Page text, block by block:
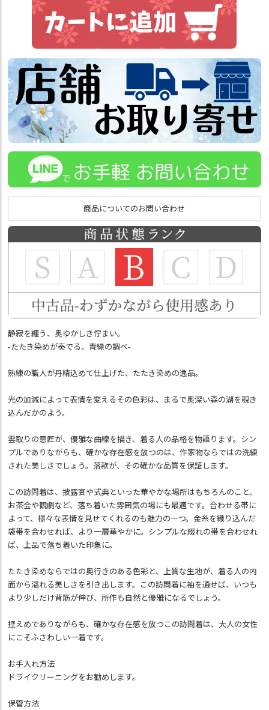
商品についてのお問い合わせ
静寂を纏う、奥ゆかしき佇まい。
-たたき染めが奏でる、青緑の調べ-
熟練の職人が丹精込めて仕上げた、たたき染めの逸品。
光の加減によって表情を変えるその色彩は、まるで奥深い森の湖を覗き
込んだかのよう。
雲取りの意匠が、優雅な曲線を描き、着る人の品格を物語ります。シン
プルでありながらも、確かな存在感を放つのは、作家物ならではの洗練
された美しさでしょう。落款が、その確かな品質を保証します。
この訪問着は、披露宴や式典といった華やかな場所はもちろんのこと、
お茶会や観劇など、落ち着いた雰囲気の場にも最適です。合わせる帯に
よって、様々な表情を見せてくれるのも魅力の一つ。金糸を織り込んだ
袋帯を合わせれば、より一層華やかに。シンプルな綴れの帯を合わせれ
ば、上品で落ち着いた印象に。
たたき染めならではの奥行きのある色彩と、上質な生地が、着る人の内
面から溢れる美しさを引き出します。この訪問着に袖を通せば、いつも
より少しだけ背筋が伸び、所作も自然と優雅になるでしょう。
控えめでありながらも、確かな存在感を放つこの訪問着は、大人の女性
にこそふさわしい一着です。
お手入れ方法
ドライクリーニングをお勧めします。
保管方法